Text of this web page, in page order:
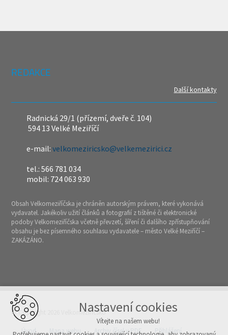
REDAKCE
Další kontakty
Radnická 29/1 (přízemí, dveře č. 104)
594 13 Velké Meziříčí
e-mail:velkomeziricsko@velkemezirici.cz
tel.: 566 781 034
mobil: 724 063 930
Obsah Velkomeziříčska je chráněn autorským právem, které vykonává
vydavatel. Jakékoliv užití článků a fotografií z tištěné či elektronické
podoby Velkomeziříčska včetně převzetí, šíření či dalšího zpřístupňování
obsahu je bez písemného souhlasu vydavatele – město Velké Meziříčí –
ZAKÁZÁNO.
© Copyright 2026 Velkomeziříčsko
Úvod Mapa webu Archiv čísel v PDF Přihlášení
Nastavení cookies
Vítejte na našem webu!